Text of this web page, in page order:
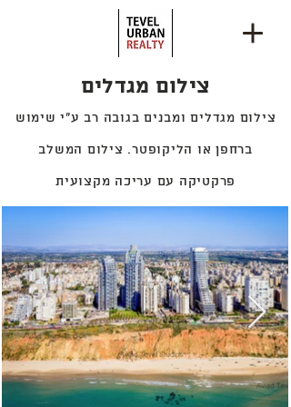
צילום מגדלים
צילום מגדלים ומבנים בגובה רב ע"י שימוש
ברחפן או הליקופטר. צילום המשלב
פרקטיקה עם עריכה מקצועית